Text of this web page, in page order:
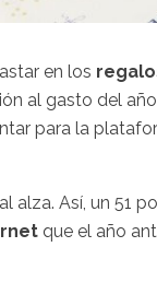
en los
al gasto del
para la
alza. Así, un 51
que el año